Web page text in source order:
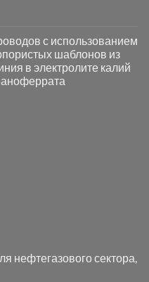
с использованием
шаблонов из
в электролите калий
нефтегазового сектора,